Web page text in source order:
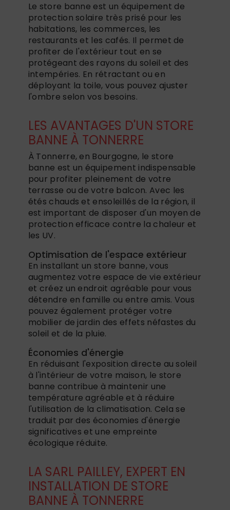
Le store banne est un équipement de
protection solaire très prisé pour les
habitations, les commerces, les
restaurants et les cafés. Il permet de
profiter de l'extérieur tout en se
protégeant des rayons du soleil et des
intempéries. En rétractant ou en
déployant la toile, vous pouvez ajuster
l'ombre selon vos besoins.
LES AVANTAGES D'UN STORE
BANNE À TONNERRE
À Tonnerre, en Bourgogne, le store
banne est un équipement indispensable
pour profiter pleinement de votre
terrasse ou de votre balcon. Avec les
étés chauds et ensoleillés de la région, il
est important de disposer d'un moyen de
protection efficace contre la chaleur et
les UV.
Optimisation de l'espace extérieur
En installant un store banne, vous
augmentez votre espace de vie extérieur
et créez un endroit agréable pour vous
détendre en famille ou entre amis. Vous
pouvez également protéger votre
mobilier de jardin des effets néfastes du
soleil et de la pluie.
Économies d'énergie
En réduisant l'exposition directe au soleil
à l'intérieur de votre maison, le store
banne contribue à maintenir une
température agréable et à réduire
l'utilisation de la climatisation. Cela se
traduit par des économies d'énergie
significatives et une empreinte
écologique réduite.
LA SARL PAILLEY, EXPERT EN
INSTALLATION DE STORE
BANNE À TONNERRE